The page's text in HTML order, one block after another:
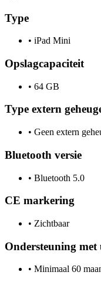
Type
• iPad Mini
Opslagcapaciteit
• 64 GB
Type extern
• Geen extern
Bluetooth versie
• Bluetooth 5.0
CE markering
• Zichtbaar
Ondersteuning met
• Minimaal 60